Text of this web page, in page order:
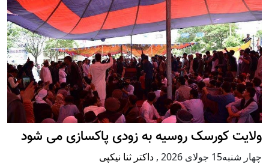
ولایت کورسک روسیه به زودی پاکسازی می شود
چهار شنبه15 جولای 2026 , داکتر ثنا نیکپی